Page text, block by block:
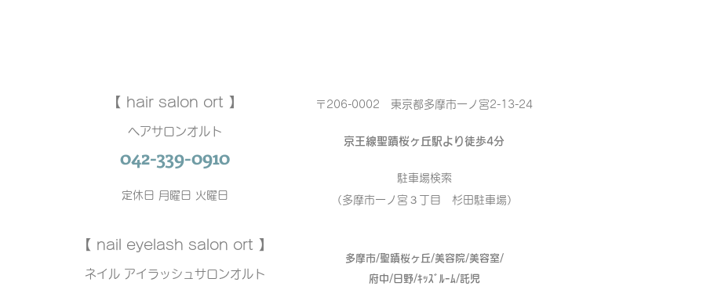
【 hair salon ort 】
ヘアサロンオルト
042-339-0910
定休日 月曜日 火曜日
【 nail eyelash salon ort 】
ネイル アイラッシュサロンオルト
〒206-0002 東京都多摩市一ノ宮2-13-24
京王線聖蹟桜ヶ丘駅より徒歩4分
駐車場検索
（多摩市一ノ宮３丁目 杉田駐車場）
多摩市/聖蹟桜ヶ丘/美容院/美容室/
府中/日野/ｷｯｽﾞﾙｰﾑ/託児